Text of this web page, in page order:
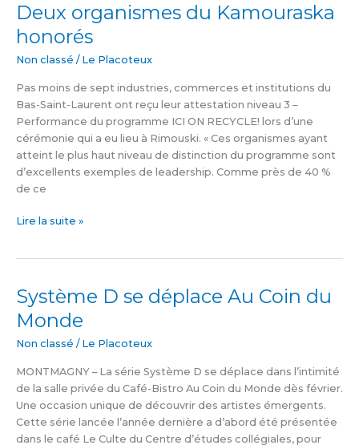
Deux organismes du Kamouraska
honorés
Non classé / Le Placoteux
Pas moins de sept industries, commerces et institutions du
Bas-Saint-Laurent ont reçu leur attestation niveau 3 –
Performance du programme ICI ON RECYCLE! lors d’une
cérémonie qui a eu lieu à Rimouski. « Ces organismes ayant
atteint le plus haut niveau de distinction du programme sont
d’excellents exemples de leadership. Comme près de 40 %
de ce
Deux
du
Kamouraska
Lire la suite »
Système D se déplace Au Coin du
Monde
Non classé / Le Placoteux
MONTMAGNY – La série Système D se déplace dans l’intimité
de la salle privée du Café-Bistro Au Coin du Monde dès février.
Une occasion unique de découvrir des artistes émergents.
Cette série lancée l’année dernière a d’abord été présentée
dans le café Le Culte du Centre d’études collégiales, pour
Système
se
déplace
Coin
du
Monde